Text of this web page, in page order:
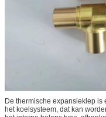
De thermische expansieklep
het koelsysteem, dat kan